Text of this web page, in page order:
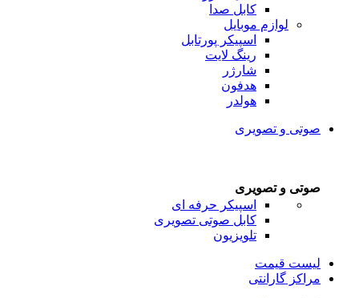
کابل صدا
لوازم موبایل
اسپیکر پورتابل
رینگ لایت
شارژر
هدفون
هولدر
صوتی و تصویری
صوتی و تصویری
اسپیکر حرفه ای
کابل صوتی تصویری
تلویزیون
لیست قیمت
مراکز گارانتی